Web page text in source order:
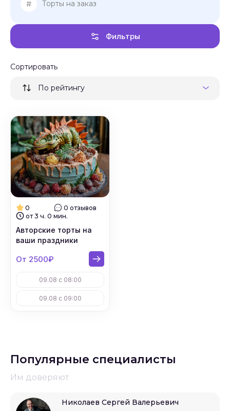
# Торты на заказ
Фильтры
Сортировать
По рейтингу
0
0 отзывов
от 3 ч. 0 мин.
Авторские торты на
ваши праздники
От 2500₽
09.08 с 08:00
09.08 с 09:00
Популярные специалисты
Им доверяют
Николаев Сергей Валерьевич